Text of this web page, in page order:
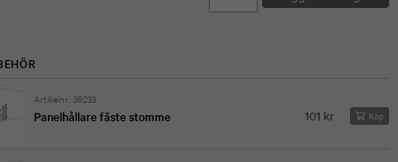
Artikelnr. 39233
Panelhållare fäste stomme 101 kr Köp